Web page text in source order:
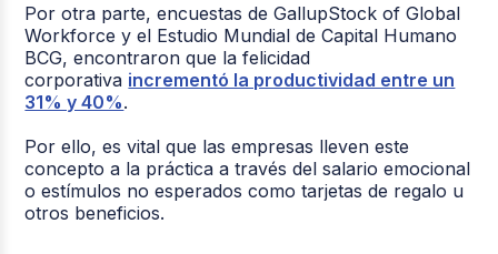
Por otra parte, encuestas de GallupStock of Global
Workforce y el Estudio Mundial de Capital Humano
BCG, encontraron que la felicidad
corporativa incrementó la productividad entre un
31% y 40%.
Por ello, es vital que las empresas lleven este
concepto a la práctica a través del salario emocional
o estímulos no esperados como tarjetas de regalo u
otros beneficios.